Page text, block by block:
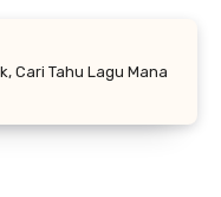
Cari Tahu Lagu Mana